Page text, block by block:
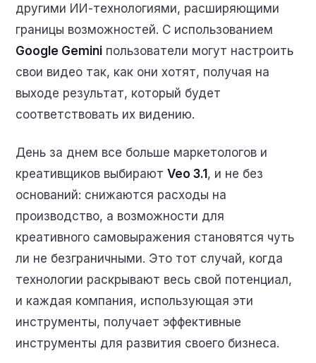
другими ИИ-технологиями, расширяющими
границы возможностей. С использованием
Google Gemini пользователи могут настроить
свои видео так, как они хотят, получая на
выходе результат, который будет
соответствовать их видению.
День за днем все больше маркетологов и
креативщиков выбираютVeo 3.1 , и не без
оснований: снижаются расходы на
производство, а возможности для
креативного самовыражения становятся чуть
ли не безграничными. Это тот случай, когда
технологии раскрывают весь свой потенциал,
и каждая компания, использующая эти
инструменты, получает эффективные
инструменты для развития своего бизнеса.